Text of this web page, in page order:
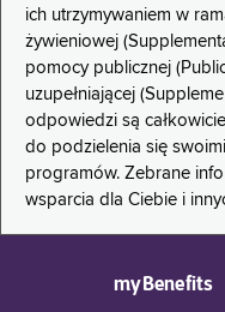
ich utrzymywaniem w
żywieniowej
pomocy publicznej
uzupełniającej
odpowiedzi są
do podzielenia się
programów. Zebrane
wsparcia dla Ciebie i
myBenefits